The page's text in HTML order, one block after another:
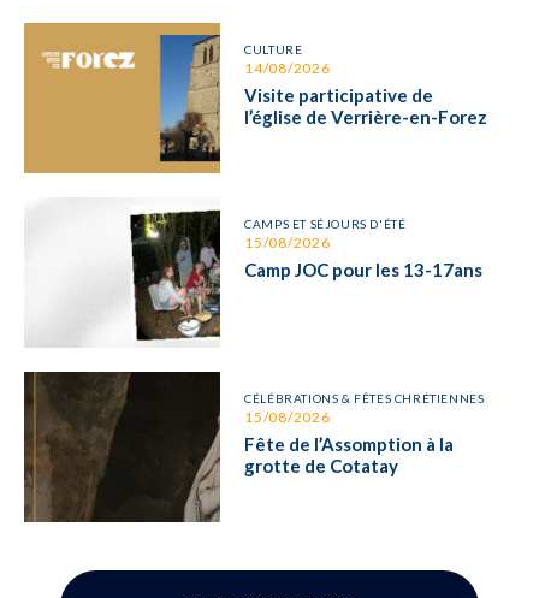
CULTURE
14/08/2026
Visite participative de
l’église de Verrière-en-Forez
CAMPS ET SÉJOURS D'ÉTÉ
15/08/2026
Camp JOC pour les 13-17ans
CÉLÉBRATIONS & FÊTES CHRÉTIENNES
15/08/2026
Fête de l’Assomption à la
grotte de Cotatay